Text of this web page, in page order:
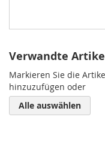
Verwandte
Markieren Sie die
hinzuzufügen oder
Alle auswählen